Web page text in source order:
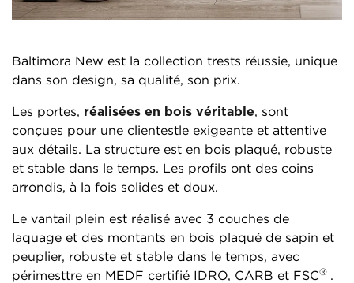
Baltimora New est la collection trests réussie, unique
dans son design, sa qualité, son prix.
Les portes, réalisées en bois véritable, sont
conçues pour une clientestle exigeante et attentive
aux détails. La structure est en bois plaqué, robuste
et stable dans le temps. Les profils ont des coins
arrondis, à la fois solides et doux.
Le vantail plein est réalisé avec 3 couches de
laquage et des montants en bois plaqué de sapin et
peuplier, robuste et stable dans le temps, avec
périmesttre en MEDF certifié IDRO, CARB et FSC® .